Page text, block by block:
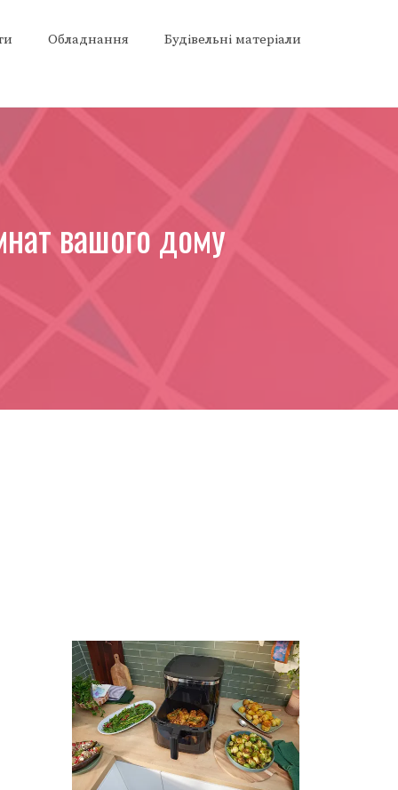
Обладнання Будівельні матеріали
вашого дому